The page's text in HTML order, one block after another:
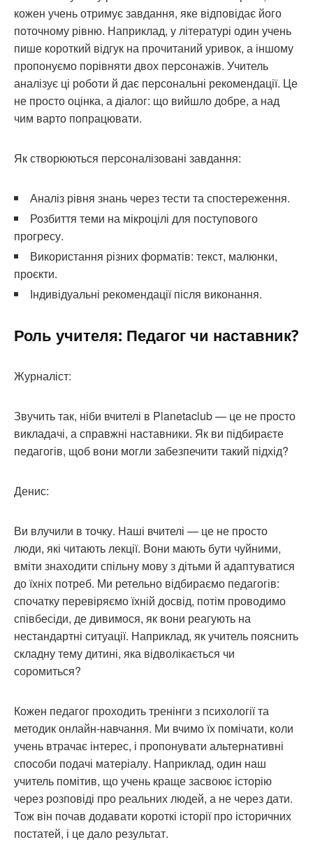
кожен учень отримує завдання, яке відповідає його
поточному рівню. Наприклад, у літературі один учень
пише короткий відгук на прочитаний уривок, а іншому
пропонуємо порівняти двох персонажів. Учитель
аналізує ці роботи й дає персональні рекомендації. Це
не просто оцінка, а діалог: що вийшло добре, а над
чим варто попрацювати.
Як створюються персоналізовані завдання:
Аналіз рівня знань через тести та спостереження.
Розбиття теми на мікроцілі для поступового
прогресу.
Використання різних форматів: текст, малюнки,
проєкти.
Індивідуальні рекомендації після виконання.
Роль учителя: Педагог чи наставник?
Журналіст:
Звучить так, ніби вчителі в Planetaclub — це не просто
викладачі, а справжні наставники. Як ви підбираєте
педагогів, щоб вони могли забезпечити такий підхід?
Денис:
Ви влучили в точку. Наші вчителі — це не просто
люди, які читають лекції. Вони мають бути чуйними,
вміти знаходити спільну мову з дітьми й адаптуватися
до їхніх потреб. Ми ретельно відбираємо педагогів:
спочатку перевіряємо їхній досвід, потім проводимо
співбесіди, де дивимося, як вони реагують на
нестандартні ситуації. Наприклад, як учитель пояснить
складну тему дитині, яка відволікається чи
соромиться?
Кожен педагог проходить тренінги з психології та
методик онлайн-навчання. Ми вчимо їх помічати, коли
учень втрачає інтерес, і пропонувати альтернативні
способи подачі матеріалу. Наприклад, один наш
учитель помітив, що учень краще засвоює історію
через розповіді про реальних людей, а не через дати.
Тож він почав додавати короткі історії про історичних
постатей, і це дало результат.